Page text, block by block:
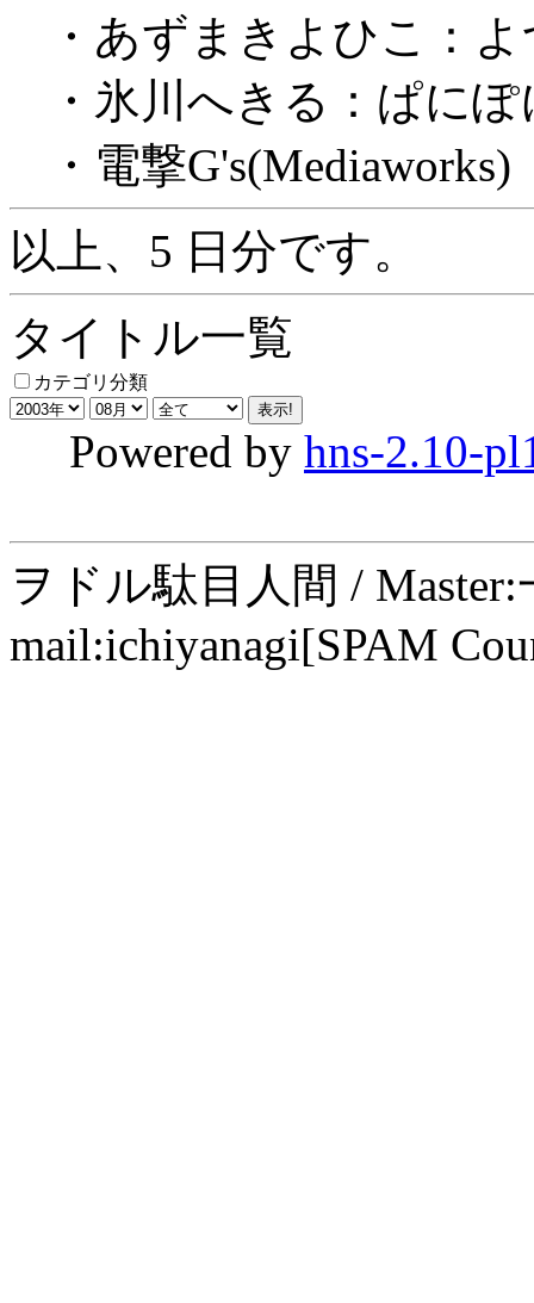
・あずまきよひこ：
・氷川へきる：ぱにぽ
・電撃G's(Mediaworks)
以上、5 日分です。
タイトル一覧
カテゴリ分類
Powered by hns-2.10-
ヲドル駄目人間 /
mail:ichiyanagi[SPAM